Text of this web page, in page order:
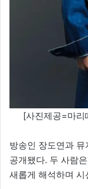
[사진제공=마리
방송인 장도연과
공개됐다. 두 사람
새롭게 해석하며